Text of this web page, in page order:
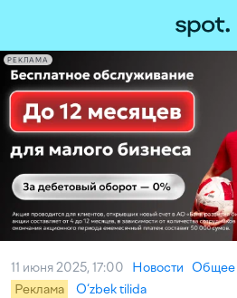
РЕКЛАМА
11 июня 2025, 17:00 Новости Общее
Реклама
O‘zbek tilida